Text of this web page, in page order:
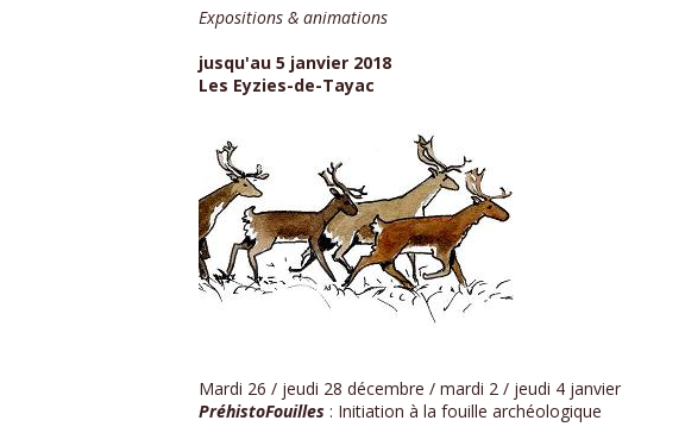
Expositions & animations
jusqu'au 5 janvier 2018
Les Eyzies-de-Tayac
Mardi 26 / jeudi 28 décembre / mardi 2 / jeudi 4 janvier
PréhistoFouilles : Initiation à la fouille archéologique